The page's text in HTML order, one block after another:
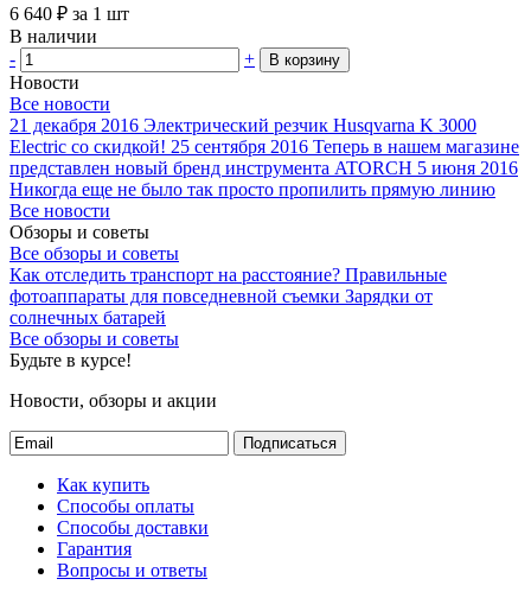
6 640 ₽ за 1 шт
В наличии
-
+ В корзину
Новости
Все новости
21 декабря 2016 Электрический резчик Husqvarna K 3000
Electric со скидкой! 25 сентября 2016 Теперь в нашем магазине
представлен новый бренд инструмента ATORCH 5 июня 2016
Никогда еще не было так просто пропилить прямую линию
Все новости
Обзоры и советы
Все обзоры и советы
Как отследить транспорт на расстояние? Правильные
фотоаппараты для повседневной съемки Зарядки от
солнечных батарей
Все обзоры и советы
Будьте в курсе!
Новости, обзоры и акции
Подписаться
Как купить
Способы оплаты
Способы доставки
Гарантия
Вопросы и ответы